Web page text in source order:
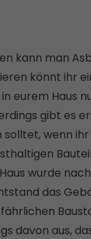
kann man
könnt ihr
eurem Haus
gibt es
solltet, wenn
wurde
das
davon aus,